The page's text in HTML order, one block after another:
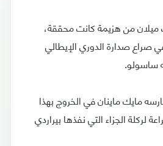
من هزيمة كانت محققة،
صراع صدارة الدوري الإيطالي
ساسولو.
مايك ماينان في الخروج بهذا
لركلة الجزاء التي نفذها بيراردي